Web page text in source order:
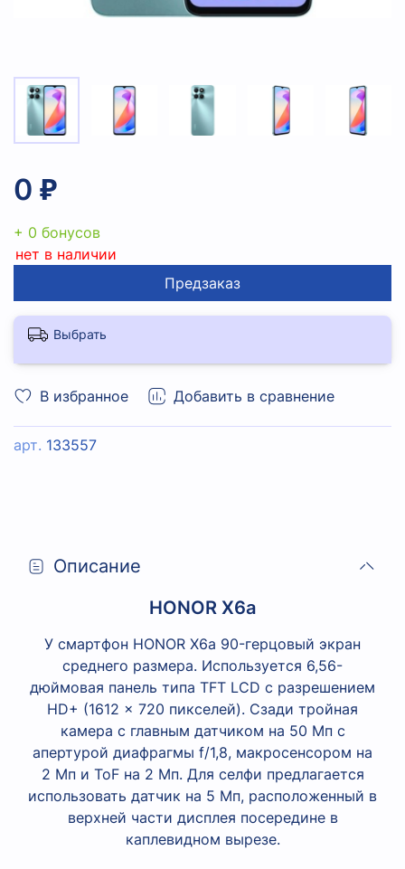
В избранное Добавить в сравнение
арт. 133557
0 ₽
+ 0 бонусов
нет в наличии
Предзаказ
Выбрать
Описание
HONOR X6a
У смартфон HONOR X6a 90-герцовый экран
среднего размера. Используется 6,56-
дюймовая панель типа TFT LCD с разрешением
HD+ (1612 × 720 пикселей). Сзади тройная
камера с главным датчиком на 50 Мп с
апертурой диафрагмы f/1,8, макросенсором на
2 Мп и ToF на 2 Мп. Для селфи предлагается
использовать датчик на 5 Мп, расположенный в
верхней части дисплея посередине в
каплевидном вырезе.